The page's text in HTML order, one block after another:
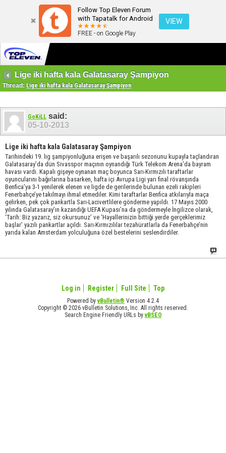
Follow Top Eleven Forum
with Tapatalk for Android
FREE - on Google Play
VIEW
Lige iki hafta kala Galatasaray Şampiyon
Thread: Lige iki hafta kala Galatasaray Şampiyon
GoKiLL said:
05-10-2013
Lige iki hafta kala Galatasaray Şampiyon
Tarihindeki 19. lig şampiyonluğuna erişen ve başarılı sezonunu kupayla taçlandıran
Galatasaray’da dün Sivasspor maçının oynandığı Türk Telekom Arena’da bayram
havası vardı. Kapalı gişeye oynanan maç boyunca Sarı-Kırmızılı taraftarlar
oyuncularını bağırlarına basarken, hafta içi Avrupa Ligi yarı final rövanşında
Benfica’ya 3-1 yenilerek elenen ve ligde de gerilerinde bulunan ezeli rakipleri
Fenerbahçe’ye takılmayı ihmal etmediler. Kimi taraftarlar Benfica atkılarıyla maça
gelirken, pek çok pankartla Sarı-Lacivertlilere gönderme yapıldı. 17 Mayıs 2000
yılında Galatasaray’ın kazandığı UEFA Kupası’na da göndermeyle İngilizce olarak,
‘Tarih: Biz yazarız, siz okursunuz’ ve ‘Hayallerinizin bittiği yerde gerçeklerimiz
başlar’ yazılı pankartlar açıldı. Sarı-Kırmızılılar tezahüratlarla da Fenerbahçe’nin
yarıda kalan Amsterdam yolculuğuna özel bestelerini seslendirdiler.
Log in Register Full Site Top
Powered byvBulletin® Version 4.2.4
Copyright © 2026 vBulletin Solutions, Inc. All rights reserved.
Search Engine Friendly URLs byvBSEO